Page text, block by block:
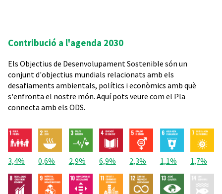
Contribució a l'agenda 2030
Els Objectius de Desenvolupament Sostenible són un
conjunt d'objectius mundials relacionats amb els
desafiaments ambientals, polítics i econòmics amb què
s'enfronta el nostre món. Aquí pots veure com el Pla
connecta amb els ODS.
3,4% 0,6% 2,9% 6,9% 2,3% 1,1% 1,7%